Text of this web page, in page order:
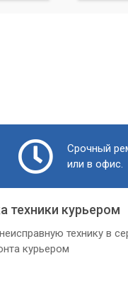
Срочный
или в офис.
техники курьером
технику в
курьером